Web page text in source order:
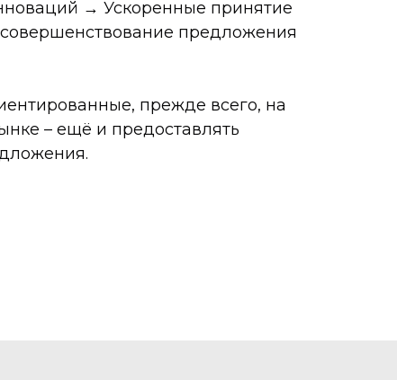
→ Ускоренные принятие
предложения
прежде всего, на
– ещё и предоставлять